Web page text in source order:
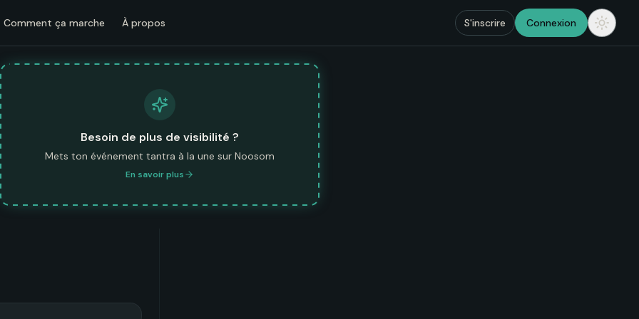
Comment ça marche À propos S'inscrire Connexion
Besoin de plus de visibilité ?
Mets ton événement tantra à la une sur Noosom
En savoir plus